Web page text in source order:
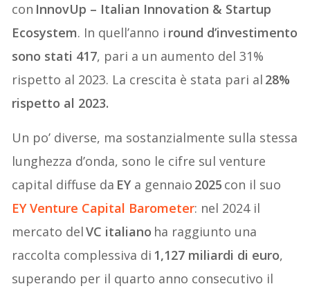
con InnovUp – Italian Innovation & Startup
Ecosystem. In quell’anno i round d’investimento
sono stati 417, pari a un aumento del 31%
rispetto al 2023. La crescita è stata pari al 28%
rispetto al 2023.
Un po’ diverse, ma sostanzialmente sulla stessa
lunghezza d’onda, sono le cifre sul venture
capital diffuse da EYa gennaio 2025 con il suo
EY Venture Capital Barometer: nel 2024 il
mercato delVC italiano ha raggiunto una
raccolta complessiva di 1,127 miliardi di euro,
superando per il quarto anno consecutivo il